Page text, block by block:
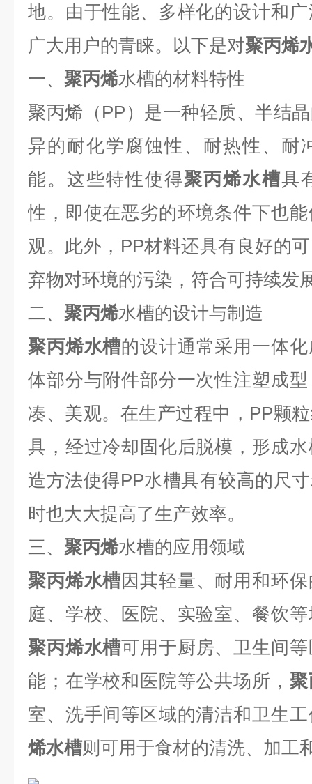
地。由于性能、多样化的设计和
广大用户的青睐。以下是对聚丙烯
一、 聚丙烯水槽的材料特性
聚丙烯（ PP）是一种轻质、半结
异的耐化学腐蚀性、耐热性、耐
能。这些特性使得聚丙烯水槽具
性，即使在恶劣的环境条件下也
观。此外，PP材料还具有良好的
弃物对环境的污染，符合可持续发
二、 聚丙烯水槽的设计与制造
聚丙烯水槽的设计通常采用一体
体部分与附件部分一次性注塑成
凑、美观。在生产过程中，PP颗
具，经过冷却固化后脱模，形成
造方法使得PP水槽具有较高的尺
时也大大提高了生产效率。
三、 聚丙烯水槽的应用领域
聚丙烯水槽因其轻量、耐用和环
庭、学校、医院、实验室、餐饮
聚丙烯水槽可用于厨房、卫生间
能；在学校和医院等公共场所，
室、洗手间等区域的清洁和卫生
烯水槽则可用于食材的清洗、加工